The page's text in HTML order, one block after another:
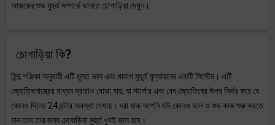
আজকের শুভ মুহুর্ত সম্পর্কে জানতে চোগাড়িয়া দেখুন।
চোগাড়িয়া কি?
হিন্দু পঞ্জিকা অনুযায়ী এটি মূলত ভাল এবং খারাপ মুহূর্ত মূল্যায়নের একটি সিস্টেম। এটি
জ্যোতিষশাস্ত্রের মাধ্যম দ্বারাও বোঝা যায়, যা স্টার্লার এবং বেদ জ্যোতিষের উপর নির্ভর করে যে
কোনও দিনের 24 ঘন্টার অবস্থা দেখায়। ধরা যাক আপনি যদি কোনও ভাল ও শুভ কাজ শুরু করতে
চান তবে তার জন্য চোগাড়িয়া মুহুর্ত খুবই ভাল হবে।